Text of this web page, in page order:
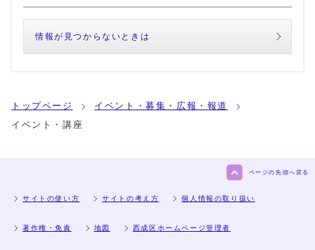
情報が見つからないときは
トップページ
イベント・募集・広報・報道
イベント・講座
ページの先頭へ戻る
サイトの使い方 サイトの考え方 個人情報の取り扱い
著作権・免責 地図 西成区ホームページ管理者